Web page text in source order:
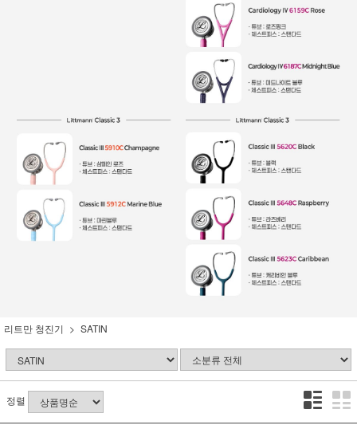
리트만 청진기 SATIN
정렬